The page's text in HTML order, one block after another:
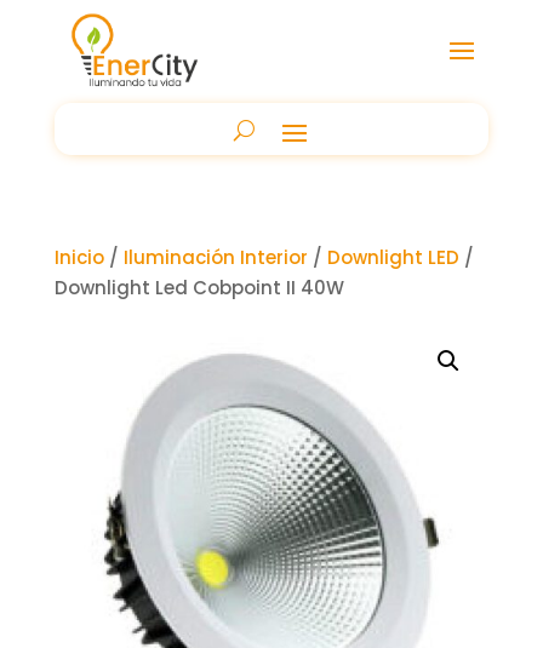
Inicio/ Iluminación Interior / Downlight LED /
Downlight Led Cobpoint II 40W